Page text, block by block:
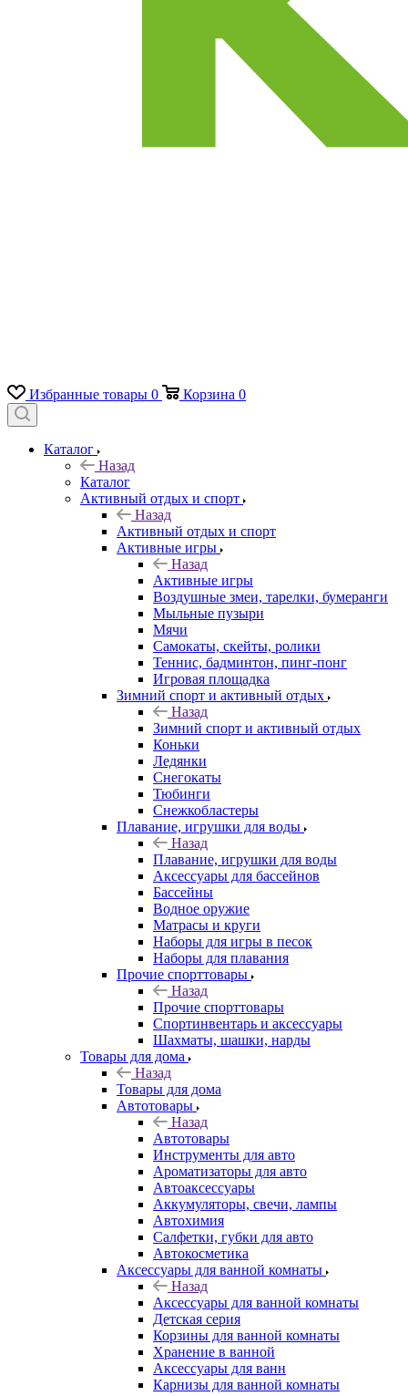
Избранные товары 0 Корзина 0
Каталог
Назад
Каталог
Активный отдых и спорт
Назад
Активный отдых и спорт
Активные игры
Назад
Активные игры
Воздушные змеи, тарелки, бумеранги
Мыльные пузыри
Мячи
Самокаты, скейты, ролики
Теннис, бадминтон, пинг-понг
Игровая площадка
Зимний спорт и активный отдых
Назад
Зимний спорт и активный отдых
Коньки
Ледянки
Снегокаты
Тюбинги
Снежкобластеры
Плавание, игрушки для воды
Назад
Плавание, игрушки для воды
Аксессуары для бассейнов
Бассейны
Водное оружие
Матрасы и круги
Наборы для игры в песок
Наборы для плавания
Прочие спорттовары
Назад
Прочие спорттовары
Спортинвентарь и аксессуары
Шахматы, шашки, нарды
Товары для дома
Назад
Товары для дома
Автотовары
Назад
Автотовары
Инструменты для авто
Ароматизаторы для авто
Автоаксессуары
Аккумуляторы, свечи, лампы
Автохимия
Салфетки, губки для авто
Автокосметика
Аксессуары для ванной комнаты
Назад
Аксессуары для ванной комнаты
Детская серия
Корзины для ванной комнаты
Хранение в ванной
Аксессуары для ванн
Карнизы для ванной комнаты